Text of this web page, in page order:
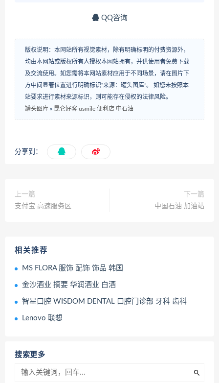
QQ咨询
版权说明：本网站所有视觉素材，除有明确标明的付费资源外，
均由本网站或版权所有人授权本网站拥有，并供使用者免费下载
及交流使用。如您需将本网站素材应用于不同场景，请在图片下
方中间显著位置进行明确标识“来源：罐头图库”。 如您未按照本
站要求进行素材来源标识，则可能存在侵权的法律风险。
罐头图库 » 昆仑好客 usmile 便利店 中石油
分享到：
上一篇
支付宝 高速服务区
下一篇
中国石油 加油站
相关推荐
MS FLORA 服饰 配饰 饰品 韩国
金沙酒业 摘要 华润酒业 白酒
智星口腔 WISDOM DENTAL 口腔门诊部 牙科 齿科
Lenovo 联想
搜索更多